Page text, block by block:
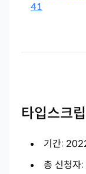
41
타입스크
기간:
총 신청자